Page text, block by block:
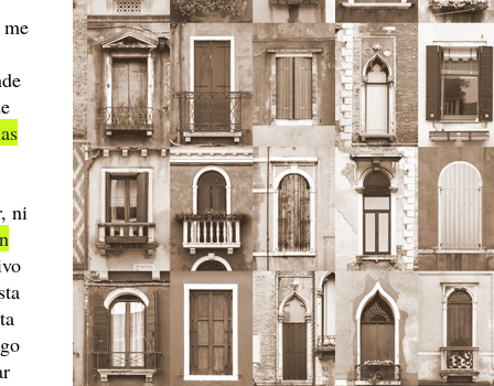
ni